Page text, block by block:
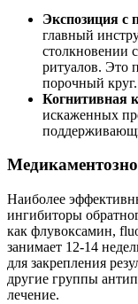
Экспозиция с
главный
столкновении
ритуалов. Это
порочный круг.
Когнитивная
искаженных
Наиболее
ингибиторы
как флувоксамин,
занимает 12-14
для закрепления
другие группы
лечение.